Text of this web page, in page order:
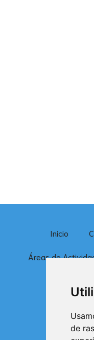
de
Inicio
Áreas de